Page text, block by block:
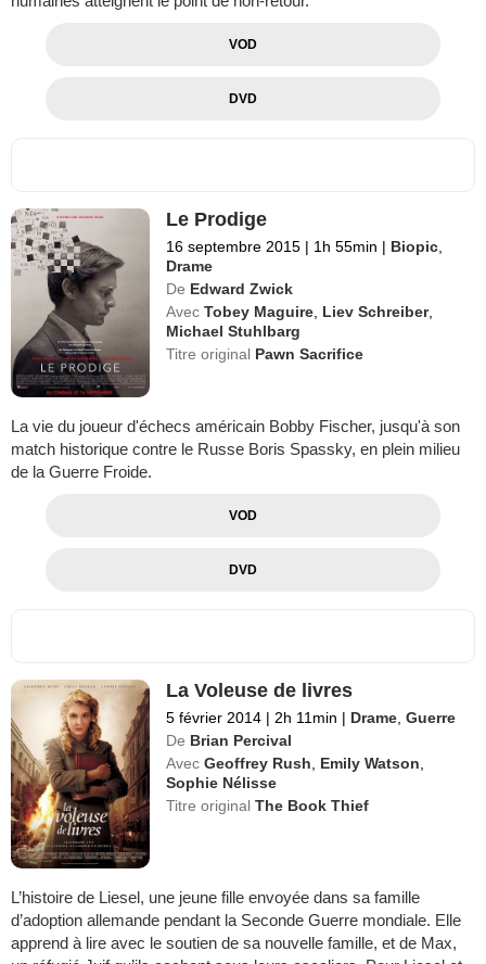
VOD
DVD
Le Prodige
16 septembre 2015 | 1h 55min | Biopic
Drame
De Edward Zwick
Avec Tobey Maguire Liev Schreiber,
Michael Stuhlbarg
Titre original Pawn Sacrifice
La vie du joueur d'échecs américain Bobby Fischer, jusqu'à son
match historique contre le Russe Boris Spassky, en plein milieu
de la Guerre Froide.
VOD
DVD
La Voleuse de livres
5 février 2014 | 2h 11min | Drame ,Guerre
De Brian Percival
Avec Geoffrey Rush Emily Watson
Sophie Nélisse
Titre originalThe Book Thief
L’histoire de Liesel, une jeune fille envoyée dans sa famille
d’adoption allemande pendant la Seconde Guerre mondiale. Elle
apprend à lire avec le soutien de sa nouvelle famille, et de Max,